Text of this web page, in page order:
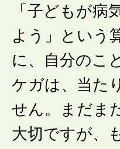
「子どもが
よう」という
に、自分のこ
ケガは、当た
せん。まだま
大切ですが、